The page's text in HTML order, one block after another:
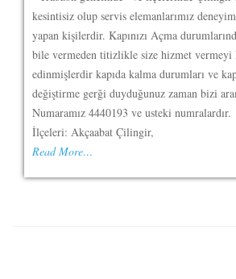
kesintisiz olup servis elemanlarımız
yapan kişilerdir. Kapınızı Açma
bile vermeden titizlikle size hizmet vermeyi
edinmişlerdir kapıda kalma durumları ve
değiştirme gerği duyduğunuz zaman bizi
Numaramız 4440193 ve usteki
İlçeleri: Akçaabat Çilingir,
Read More…